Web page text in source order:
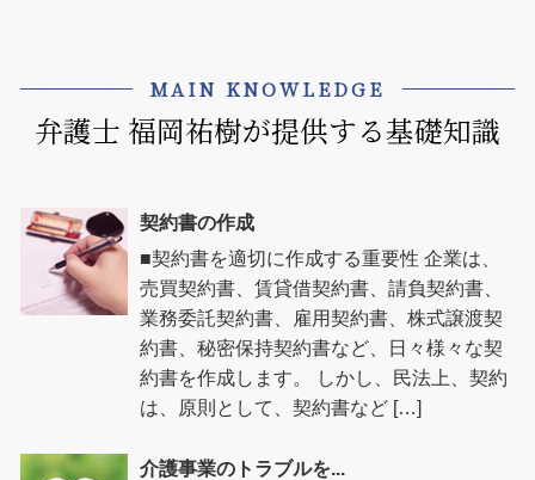
MAIN KNOWLEDGE
弁護士 福岡祐樹が提供する基礎知識
契約書の作成
■契約書を適切に作成する重要性 企業は、
売買契約書、賃貸借契約書、請負契約書、
業務委託契約書、雇用契約書、株式譲渡契
約書、秘密保持契約書など、日々様々な契
約書を作成します。 しかし、民法上、契約
は、原則として、契約書など […]
介護事業のトラブルを...